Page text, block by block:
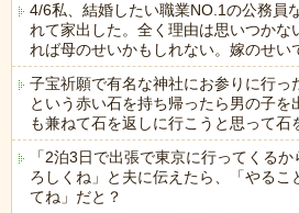
4/6私、結婚したい職業NO.1の公務員
れて家出した。全く理由は思いつかな
れば母のせいかもしれない。嫁のせ
子宝祈願で有名な神社にお参りに行っ
という赤い石を持ち帰ったら男の子を
も兼ねて石を返しに行こうと思って
「2泊3日で出張で東京に行ってくる
ろしくね」と夫に伝えたら、「やるこ
てね」だと？